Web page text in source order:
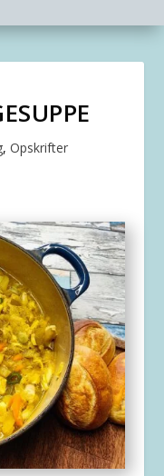
, Opskrifter